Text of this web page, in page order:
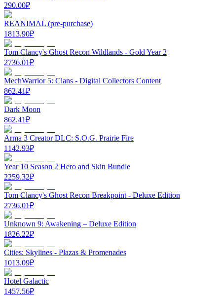
290.00₽
REANIMAL (pre-purchase)
1813.90₽
Tom Clancy's Ghost Recon Wildlands - Gold Year 2
2736.01₽
MechWarrior 5: Clans - Digital Collectors Content
862.41₽
Dark Moon
862.41₽
Arma 3 Creator DLC: S.O.G. Prairie Fire
1142.93₽
Year 10 Season 2 Hero and Skin Bundle
2259.32₽
Tom Clancy's Ghost Recon Breakpoint - Deluxe Edition
2736.01₽
Unknown 9: Awakening – Deluxe Edition
1826.22₽
Cities: Skylines - Plazas & Promenades
1013.09₽
Hotel Galactic
1457.56₽